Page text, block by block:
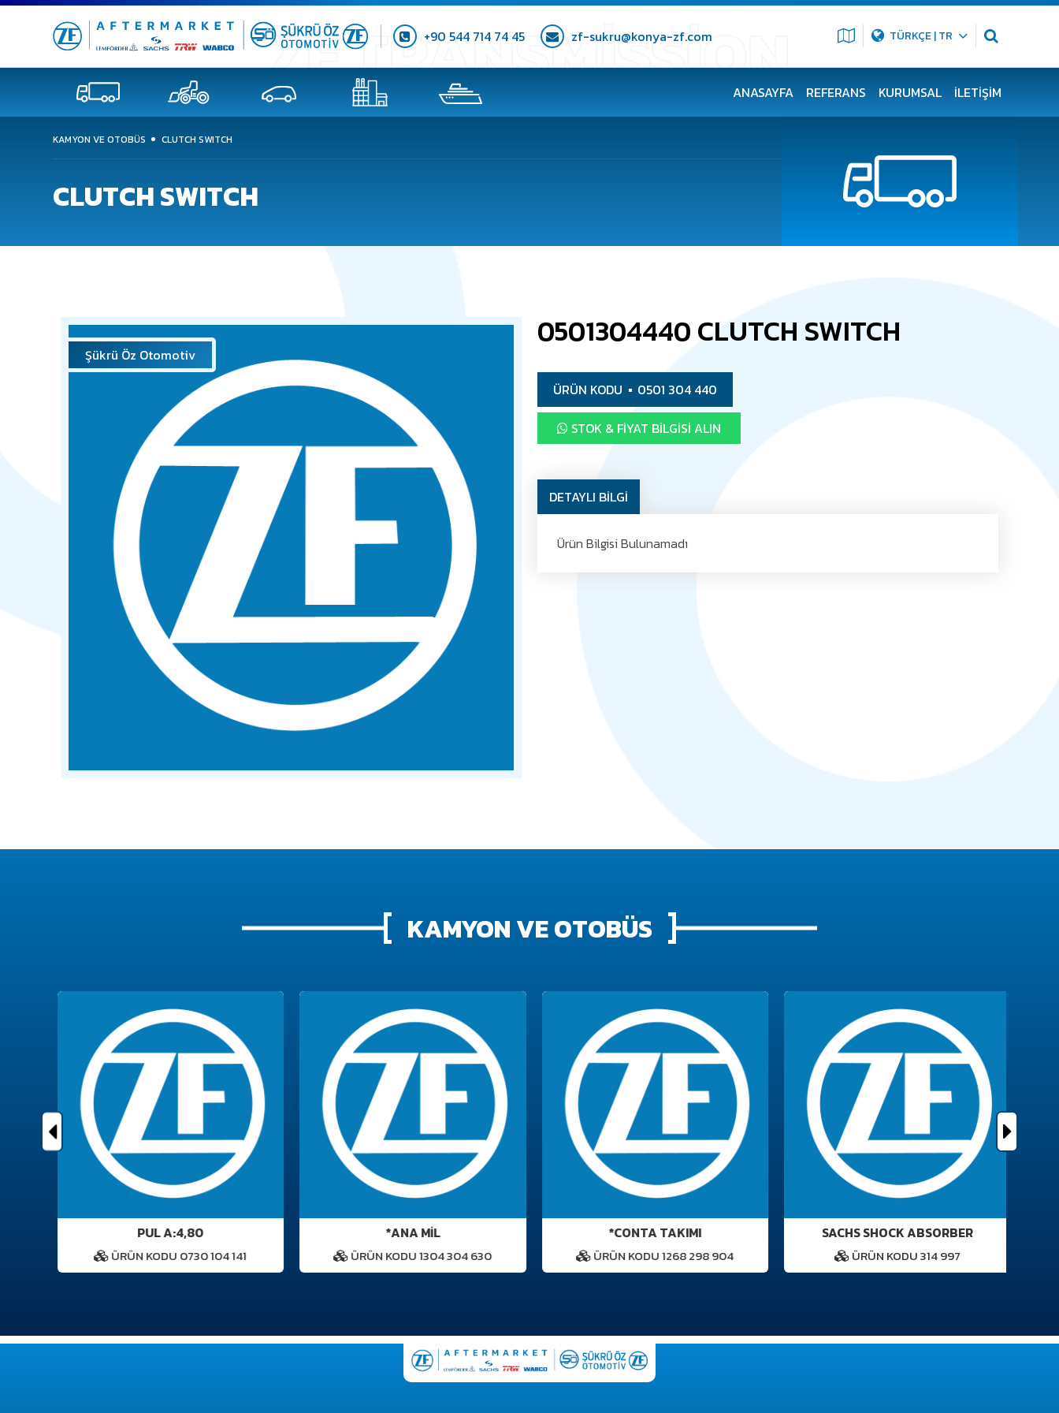
+90 544 714 74 45 zf-sukru@konya-zf.com TÜRKÇE | TR
ANASAYFA REFERANS KURUMSAL İLETIŞIM
KAMYON VE OTOBÜS CLUTCH SWITCH
CLUTCH SWITCH
Şükrü Öz Otomotiv
0501304440 CLUTCH SWITCH
ÜRÜN KODU 0501 304 440
STOK & FIYAT BILGISI ALIN
DETAYLI BİLGİ
Ürün Bilgisi Bulunamadı
KAMYON VE OTOBÜS
PUL A:4,80
ÜRÜN KODU 0730 104 141
*ANA MİL
ÜRÜN KODU 1304 304 630
*CONTA TAKIMI
ÜRÜN KODU 1268 298 904
SACHS SHOCK ABSORBER
ÜRÜN KODU 314 997